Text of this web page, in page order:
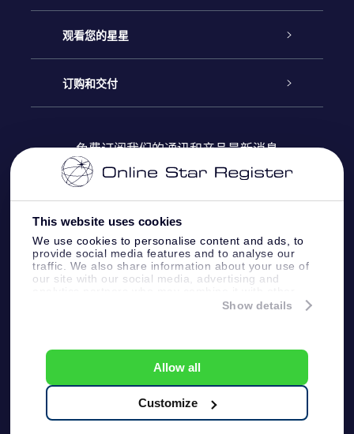
This website uses cookies
We use cookies to personalise content and ads, to
provide social media features and to analyse our
traffic. We also share information about your use of
our site with our social media, advertising and
information that you’ve provided to them or that
Show details
Allow all
Customize
联系我们
博客
评论
Online Star礼物
OSR 礼物包
OSR 礼物卡
公司礼品
观看您的星星
Online Star Register
个性化的Star Page
One Million Stars
OSR Starsaver
订购和交付
付款信息
配送信息
退货政策&撤销权
免费订阅我们的通讯和产品最新消息
客户服务:help@osr.org
KVK: 60333553, VAT: NL 8538.62.722B01
One Million Stars
一般条款和条件
隐私政策和免责声明